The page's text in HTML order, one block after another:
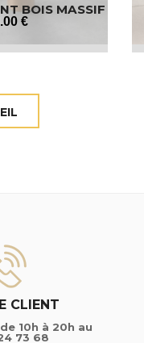
BOIS MASSIF
.00 €
CLIENT
10h à 20h au
73 68